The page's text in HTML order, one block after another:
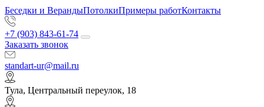
Беседки и ВерандыПотолкиПримеры работКонтакты
+7 (903) 843-61-74
Заказать звонок
standart-ur@mail.ru
Тула, Центральный переулок, 18